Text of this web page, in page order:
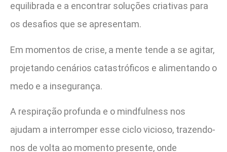
equilibrada e a encontrar soluções criativas para
os desafios que se apresentam.
Em momentos de crise, a mente tende a se agitar,
projetando cenários catastróficos e alimentando o
medo e a insegurança.
A respiração profunda e o mindfulness nos
ajudam a interromper esse ciclo vicioso, trazendo-
nos de volta ao momento presente, onde